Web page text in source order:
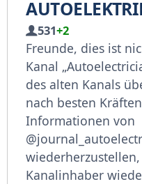
531+2
Freunde, dies ist
Kanal
des alten Kanals
nach besten
Informationen von
Kanalinhaber